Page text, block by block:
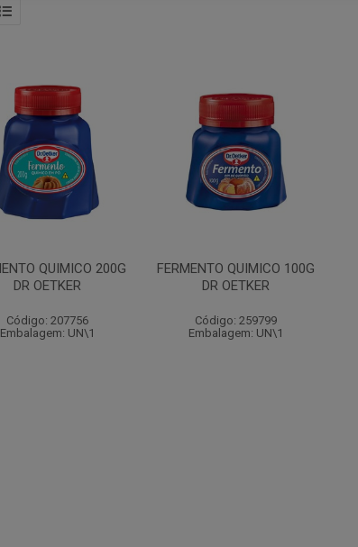
QUIMICO 200G
DR OETKER
Código: 207756
Embalagem: UN\1
FERMENTO QUIMICO 100G
DR OETKER
Código: 259799
Embalagem: UN\1